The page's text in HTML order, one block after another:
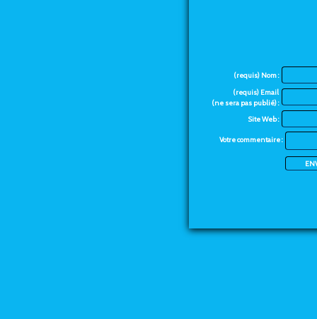
(requis) Nom :
(requis) Email
(ne sera pas publié) :
Site Web :
Votre commentaire :